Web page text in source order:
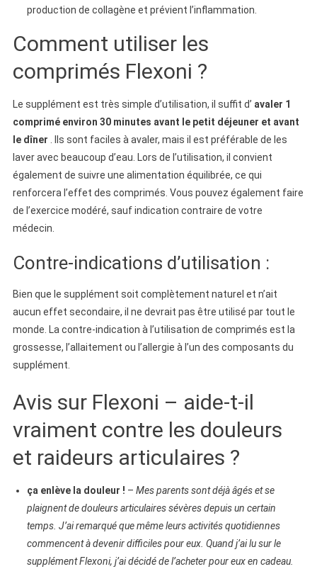
production de collagène et prévient l’inflammation.
Comment utiliser les
comprimés Flexoni ?
Le supplément est très simple d’utilisation, il suffit d’ avaler 1
comprimé environ 30 minutes avant le petit déjeuner et avant
le dîner . Ils sont faciles à avaler, mais il est préférable de les
laver avec beaucoup d’eau. Lors de l’utilisation, il convient
également de suivre une alimentation équilibrée, ce qui
renforcera l’effet des comprimés. Vous pouvez également faire
de l’exercice modéré, sauf indication contraire de votre
médecin.
Contre-indications d’utilisation :
Bien que le supplément soit complètement naturel et n’ait
aucun effet secondaire, il ne devrait pas être utilisé par tout le
monde. La contre-indication à l’utilisation de comprimés est la
grossesse, l’allaitement ou l’allergie à l’un des composants du
supplément.
Avis sur Flexoni – aide-t-il
vraiment contre les douleurs
et raideurs articulaires ?
ça enlève la douleur ! – Mes parents sont déjà âgés et se
plaignent de douleurs articulaires sévères depuis un certain
temps. J’ai remarqué que même leurs activités quotidiennes
commencent à devenir difficiles pour eux. Quand j’ai lu sur le
supplément Flexoni, j’ai décidé de l’acheter pour eux en cadeau.